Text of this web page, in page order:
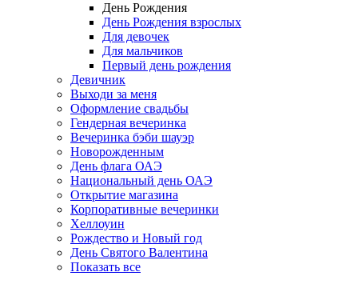
День Рождения
День Рождения взрослых
Для девочек
Для мальчиков
Первый день рождения
Девичник
Выходи за меня
Оформление свадьбы
Гендерная вечеринка
Вечеринка бэби шауэр
Новорожденным
День флага ОАЭ
Национальный день ОАЭ
Открытие магазина
Корпоративные вечеринки
Хеллоуин
Рождество и Новый год
День Святого Валентина
Показать все